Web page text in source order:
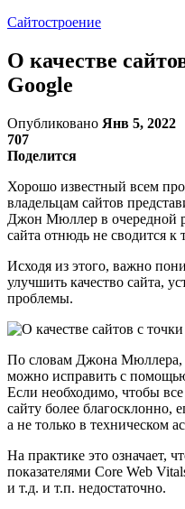
Сайтостроение
О качестве
Google
Опубликовано Янв 5, 2022
707
Поделится
Хорошо известный всем
владельцам сайтов
Джон Мюллер в очередной
сайта отнюдь не сводится к
Исходя из этого, важно
улучшить качество сайта,
проблемы.
По словам Джона Мюллера,
можно исправить с
Если необходимо, чтобы
сайту более благосклонно,
а не только в техническом
На практике это означает,
показателями Core Web
и т.д. и т.п. недостаточно.